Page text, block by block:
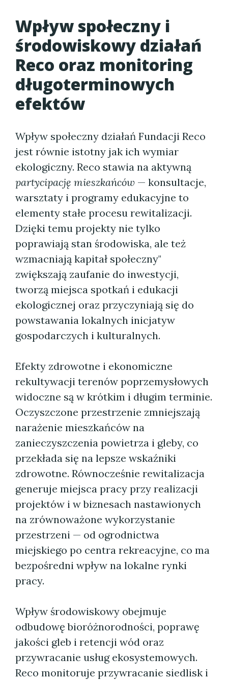
Wpływ społeczny i
środowiskowy działań
Reco oraz monitoring
długoterminowych
efektów
Wpływ społeczny działań Fundacji Reco
jest równie istotny jak ich wymiar
ekologiczny. Reco stawia na aktywną
partycipację mieszkańców — konsultacje,
warsztaty i programy edukacyjne to
elementy stałe procesu rewitalizacji.
Dzięki temu projekty nie tylko
poprawiają stan środowiska, ale też
wzmacniają kapitał społeczny"
zwiększają zaufanie do inwestycji,
tworzą miejsca spotkań i edukacji
ekologicznej oraz przyczyniają się do
powstawania lokalnych inicjatyw
gospodarczych i kulturalnych.
Efekty zdrowotne i ekonomiczne
rekultywacji terenów poprzemysłowych
widoczne są w krótkim i długim terminie.
Oczyszczone przestrzenie zmniejszają
narażenie mieszkańców na
zanieczyszczenia powietrza i gleby, co
przekłada się na lepsze wskaźniki
zdrowotne. Równocześnie rewitalizacja
generuje miejsca pracy przy realizacji
projektów i w biznesach nastawionych
na zrównoważone wykorzystanie
przestrzeni — od ogrodnictwa
miejskiego po centra rekreacyjne, co ma
bezpośredni wpływ na lokalne rynki
pracy.
Wpływ środowiskowy obejmuje
odbudowę bioróżnorodności, poprawę
jakości gleb i retencji wód oraz
przywracanie usług ekosystemowych.
Reco monitoruje przywracanie siedlisk i